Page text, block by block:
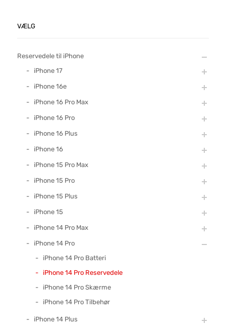
VÆLG
Reservedele til iPhone
iPhone 17
iPhone 16e
iPhone 16 Pro Max
iPhone 16 Pro
iPhone 16 Plus
iPhone 16
iPhone 15 Pro Max
iPhone 15 Pro
iPhone 15 Plus
iPhone 15
iPhone 14 Pro Max
iPhone 14 Pro
iPhone 14 Pro Batteri
iPhone 14 Pro Reservedele
iPhone 14 Pro Skærme
iPhone 14 Pro Tilbehør
iPhone 14 Plus